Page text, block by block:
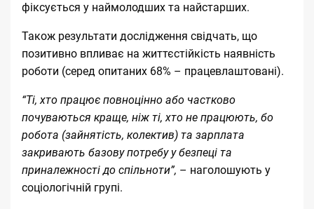
фіксується у наймолодших та найстарших.
Також результати дослідження свідчать, що
позитивно впливає на життєстійкість наявність
роботи (серед опитаних 68% – працевлаштовані).
“Ті, хто працює повноцінно або частково
почуваються краще, ніж ті, хто не працюють, бо
робота (зайнятість, колектив) та зарплата
закривають базову потребу у безпеці та
приналежності до спільноти”, – наголошують у
соціологічній групі.